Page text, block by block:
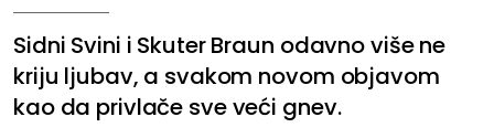
Sidni Svini i Skuter Braun odavno više ne
kriju ljubav, a svakom novom objavom
kao da privlače sve veći gnev.